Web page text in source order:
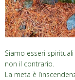
Siamo esseri
non il contrario.
La meta è